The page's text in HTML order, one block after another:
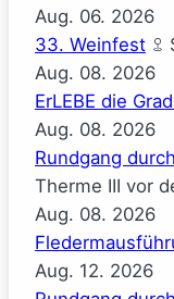
Aug. 06. 2026
33. Weinfest
Aug. 08. 2026
ErLEBE die
Aug. 08. 2026
Rundgang
Therme III vor
Aug. 08. 2026
Aug. 12. 2026